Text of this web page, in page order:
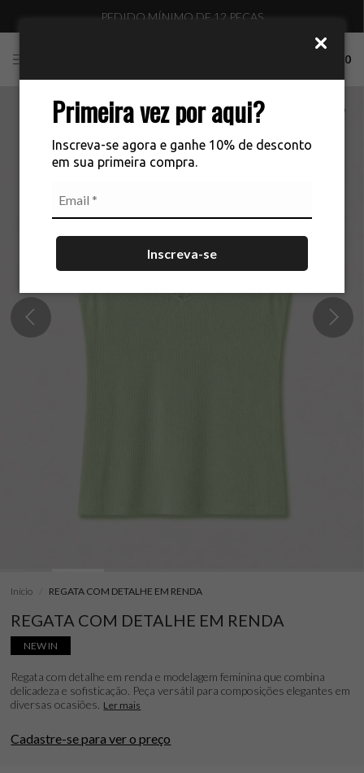
Primeira vez por aqui?
Inscreva-se agora e ganhe 10% de desconto
em sua primeira compra.
Inscreva-se
PEDIDO MÍNIMO DE 12 PEÇAS
0
Início REGATA COM DETALHE EM RENDA
REGATA COM DETALHE EM RENDA
NEW IN
Regata com detalhe em renda e modelagem feminina que combina
delicadeza e sofisticação. Peça versátil para composições elegantes em
diversas ocasiões. Ler mais
Cadastre-se para ver o preço